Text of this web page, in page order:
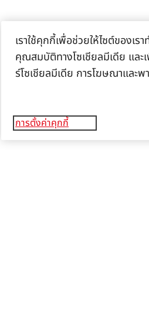
เราใช้คุกกี้เพื่อช่วยให้ไซต์ของเ
คุณสมบัติทางโซเชียลมีเดีย และ
ร์โซเชียลมีเดีย การโฆษณาและพ
การตั้งค่าคุกกี้